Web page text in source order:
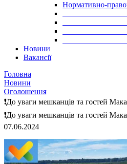
Нормативно-
Новини
Вакансії
Головна
Новини
Оголошення
❗️До уваги мешканців та гостей
❗️До уваги мешканців та гостей
07.06.2024